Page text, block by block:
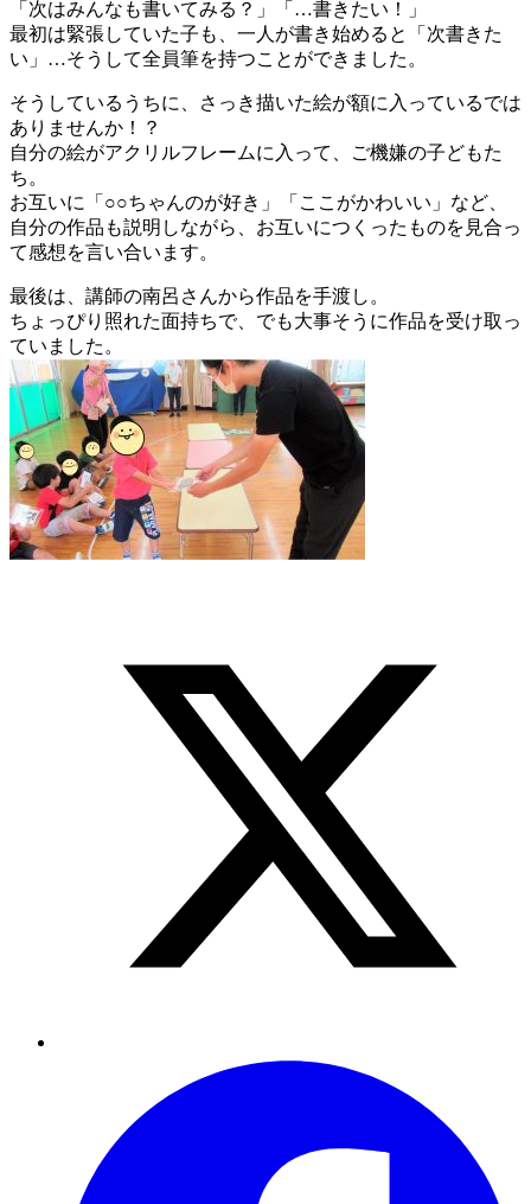
「次はみんなも書いてみる？」「…書きたい！」
最初は緊張していた子も、一人が書き始めると「次書きた
い」…そうして全員筆を持つことができました。
そうしているうちに、さっき描いた絵が額に入っているでは
ありませんか！？
自分の絵がアクリルフレームに入って、ご機嫌の子どもた
ち。
お互いに「○○ちゃんのが好き」「ここがかわいい」など、
自分の作品も説明しながら、お互いにつくったものを見合っ
て感想を言い合います。
最後は、講師の南呂さんから作品を手渡し。
ちょっぴり照れた面持ちで、でも大事そうに作品を受け取っ
ていました。